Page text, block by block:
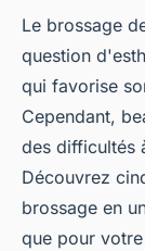
5
efficace
Côme•9
Le brossage
question
qui favorise
Cependant,
des difficultés
Découvrez
brossage en
que pour